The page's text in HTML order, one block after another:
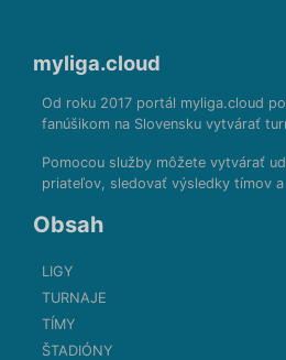
myliga.cloud
Od roku 2017 portál myliga.cloud
fanúšikom na Slovensku vytvárať
Pomocou služby môžete vytvárať
priateľov, sledovať výsledky tímov
Obsah
LIGY
TURNAJE
TÍMY
ŠTADIÓNY